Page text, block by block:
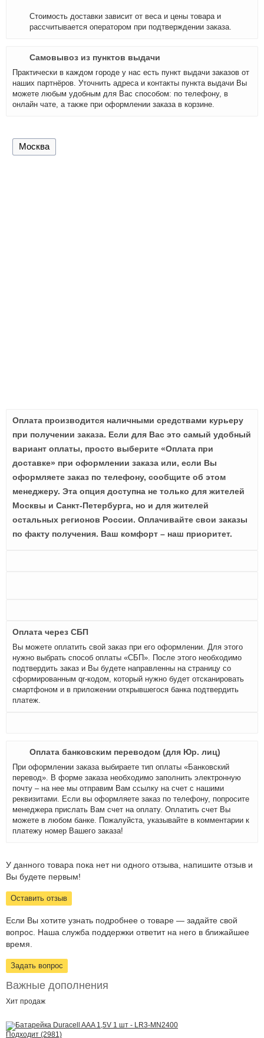
Стоимость доставки зависит от веса и цены товара и
рассчитывается оператором при подтверждении заказа.
Самовывоз из пунктов выдачи
Практически в каждом городе у нас есть пункт выдачи заказов от
наших партнёров. Уточнить адреса и контакты пункта выдачи Вы
можете любым удобным для Вас способом: по телефону, в
онлайн чате, а также при оформлении заказа в корзине.
Москва
Оплата производится наличными средствами курьеру
при получении заказа. Если для Вас это самый удобный
вариант оплаты, просто выберите «Оплата при
доставке» при оформлении заказа или, если Вы
оформляете заказ по телефону, сообщите об этом
менеджеру. Эта опция доступна не только для жителей
Москвы и Санкт-Петербурга, но и для жителей
остальных регионов России. Оплачивайте свои заказы
по факту получения. Ваш комфорт – наш приоритет.
Оплата через СБП
Вы можете оплатить свой заказ при его оформлении. Для этого
нужно выбрать способ оплаты «СБП». После этого необходимо
подтвердить заказ и Вы будете направленны на страницу со
сформированным qr-кодом, который нужно будет отсканировать
смартфоном и в приложении открывшегося банка подтвердить
платеж.
Оплата банковским переводом (для Юр. лиц)
При оформлении заказа выбираете тип оплаты «Банковский
перевод». В форме заказа необходимо заполнить электронную
почту – на нее мы отправим Вам ссылку на счет с нашими
реквизитами. Если вы оформляете заказ по телефону, попросите
менеджера прислать Вам счет на оплату. Оплатить счет Вы
можете в любом банке. Пожалуйста, указывайте в комментарии к
платежу номер Вашего заказа!
У данного товара пока нет ни одного отзыва, напишите отзыв и
Вы будете первым!
Оставить отзыв
Если Вы хотите узнать подробнее о товаре — задайте свой
вопрос. Наша служба поддержки ответит на него в ближайшее
время.
Задать вопрос
Важные дополнения
Хит продаж
Подходит (2981)